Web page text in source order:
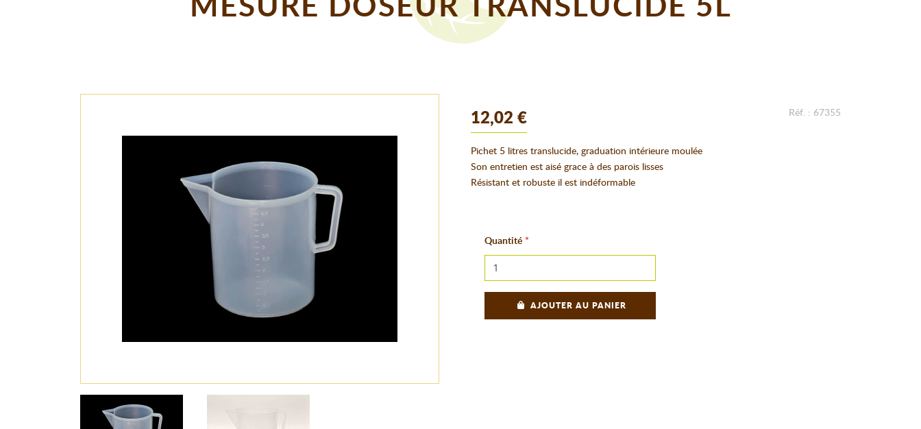
MESURE DOSEUR TRANSLUCIDE 5L
12,02 € Réf. : 67355
Pichet 5 litres translucide, graduation intérieure moulée
Son entretien est aisé grace à des parois lisses
Résistant et robuste il est indéformable
Quantité
AJOUTER AU PANIER